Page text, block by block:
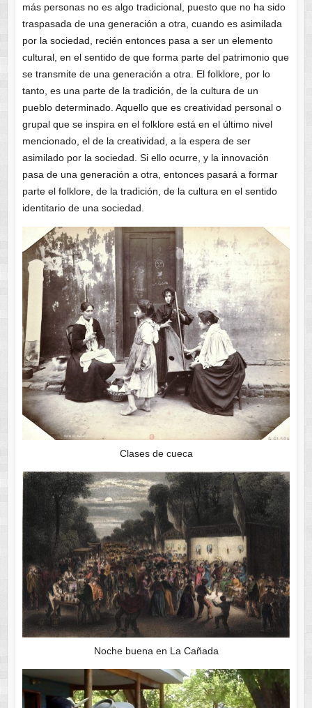
más personas no es algo tradicional, puesto que no ha sido
traspasada de una generación a otra, cuando es asimilada
por la sociedad, recién entonces pasa a ser un elemento
cultural, en el sentido de que forma parte del patrimonio que
se transmite de una generación a otra. El folklore, por lo
tanto, es una parte de la tradición, de la cultura de un
pueblo determinado. Aquello que es creatividad personal o
grupal que se inspira en el folklore está en el último nivel
mencionado, el de la creatividad, a la espera de ser
asimilado por la sociedad. Si ello ocurre, y la innovación
pasa de una generación a otra, entonces pasará a formar
parte el folklore, de la tradición, de la cultura en el sentido
identitario de una sociedad.
Clases de cueca
Noche buena en La Cañada